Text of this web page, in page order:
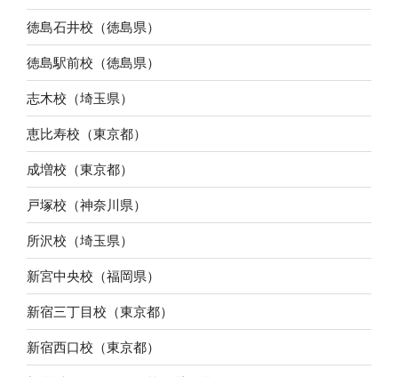
徳島石井校（徳島県）
徳島駅前校（徳島県）
志木校（埼玉県）
恵比寿校（東京都）
成増校（東京都）
戸塚校（神奈川県）
所沢校（埼玉県）
新宮中央校（福岡県）
新宿三丁目校（東京都）
新宿西口校（東京都）